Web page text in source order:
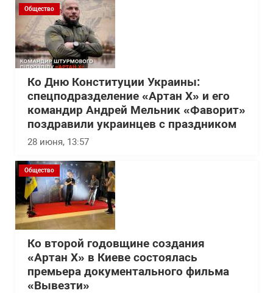
Общество
Ко Дню Конституции Украины:
спецподразделение «Артан Х» и его
командир Андрей Мельник «Фаворит»
поздравили украинцев с праздником
28 июня, 13:57
Общество
Ко второй годовщине создания
«Артан Х» в Киеве состоялась
премьера документального фильма
«Вывезти»